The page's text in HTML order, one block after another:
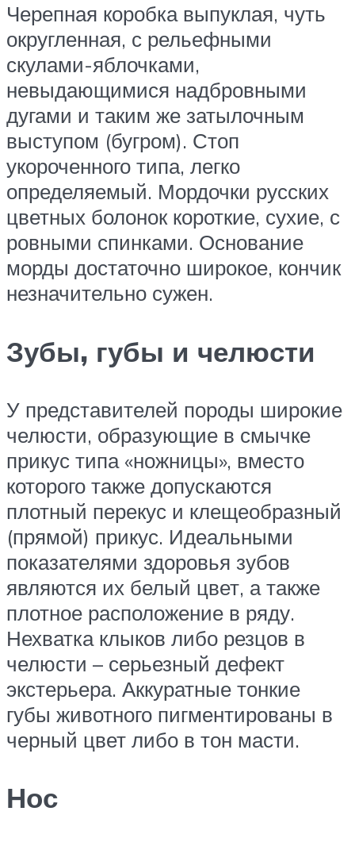
Черепная коробка выпуклая, чуть
округленная, с рельефными
скулами-яблочками,
невыдающимися надбровными
дугами и таким же затылочным
выступом (бугром). Стоп
укороченного типа, легко
определяемый. Мордочки русских
цветных болонок короткие, сухие, с
ровными спинками. Основание
морды достаточно широкое, кончик
незначительно сужен.
Зубы, губы и челюсти
У представителей породы широкие
челюсти, образующие в смычке
прикус типа «ножницы», вместо
которого также допускаются
плотный перекус и клещеобразный
(прямой) прикус. Идеальными
показателями здоровья зубов
являются их белый цвет, а также
плотное расположение в ряду.
Нехватка клыков либо резцов в
челюсти – серьезный дефект
экстерьера. Аккуратные тонкие
губы животного пигментированы в
черный цвет либо в тон масти.
Нос